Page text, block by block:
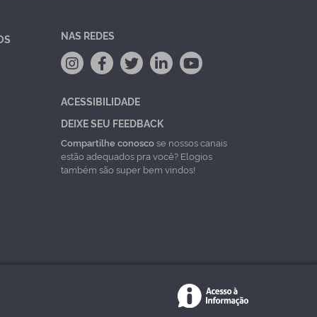
NAS REDES
ACESSIBILIDADE
DEIXE SEU FEEDBACK
Compartilhe conoscose nossos canais
estão adequados pra você? Elogios
também são super bem vindos!